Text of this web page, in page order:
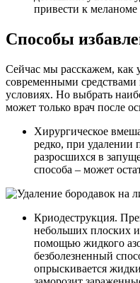
привести к
Способы
Сейчас мы расскажем, как
современными
условиях. Но выбрать
может только врач после
Хирургическое
редко, при удалении
разросшихся в
способа – может
Криодеструкция.
небольших плоских
помощью жидкого
безболезненный
опрыскивается